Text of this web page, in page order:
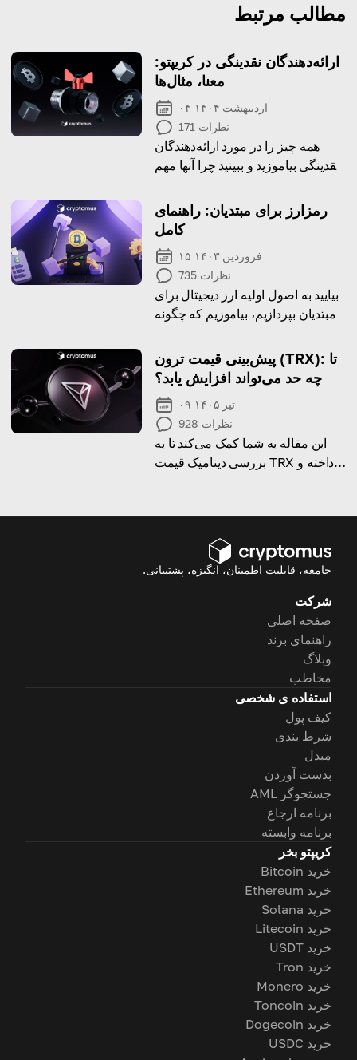
مطالب مرتبط
ارائه‌دهندگان نقدینگی در کریپتو:
معنا، مثال‌ها
۰۴ اردیبهشت ۱۴۰۴
171 نظرات
همه چیز را در مورد ارائه‌دهندگان
نقدینگی بیاموزید و ببینید چرا آنها مهم
رمزارز برای مبتدیان: راهنمای
کامل
۱۵ فروردین ۱۴۰۳
735 نظرات
بیایید به اصول اولیه ارز دیجیتال برای
مبتدیان بپردازیم، بیاموزیم که چگونه
پیش‌بینی قیمت ترون (TRX): تا
چه حد می‌تواند افزایش یابد؟
۰۹ تیر ۱۴۰۵
928 نظرات
این مقاله به شما کمک می‌کند تا به
بررسی دینامیک قیمت TRX پرداخته و
جامعه، قابلیت اطمینان، انگیزه، پشتیبانی.
شرکت
صفحه اصلی
راهنمای برند
وبلاگ
مخاطب
استفاده ی شخصی
کیف پول
شرط بندی
مبدل
بدست آوردن
جستجوگر AML
برنامه ارجاع
برنامه وابسته
کریپتو بخر
خرید Bitcoin
خرید Ethereum
خرید Solana
خرید Litecoin
خرید USDT
خرید Tron
خرید Monero
خرید Toncoin
خرید Dogecoin
خرید USDC